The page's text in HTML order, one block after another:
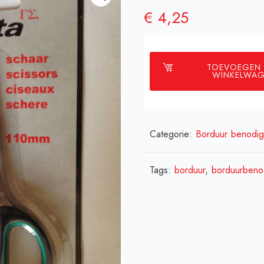
€ 4,25
Categorie: Borduur
Tags: borduur,